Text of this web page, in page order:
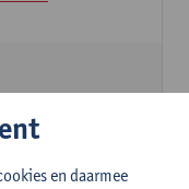
Bogaert
Morard
en daarmee